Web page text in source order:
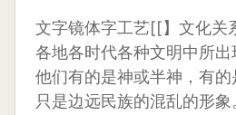
文字镜体字工艺[[】文化关
各地各时代各种文明中所出
他们有的是神或半神，有
只是边远民族的混乱的形